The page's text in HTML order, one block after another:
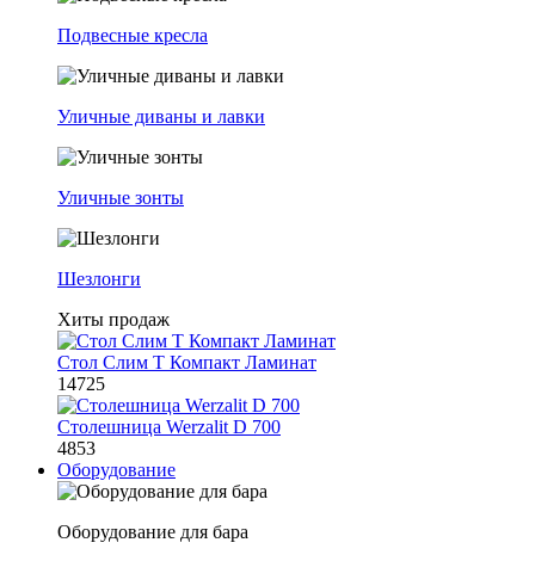
Подвесные кресла
Уличные диваны и лавки
Уличные зонты
Шезлонги
Хиты продаж
Стол Слим Т Компакт Ламинат
14725
Столешница Werzalit D 700
4853
Оборудование
Оборудование для бара